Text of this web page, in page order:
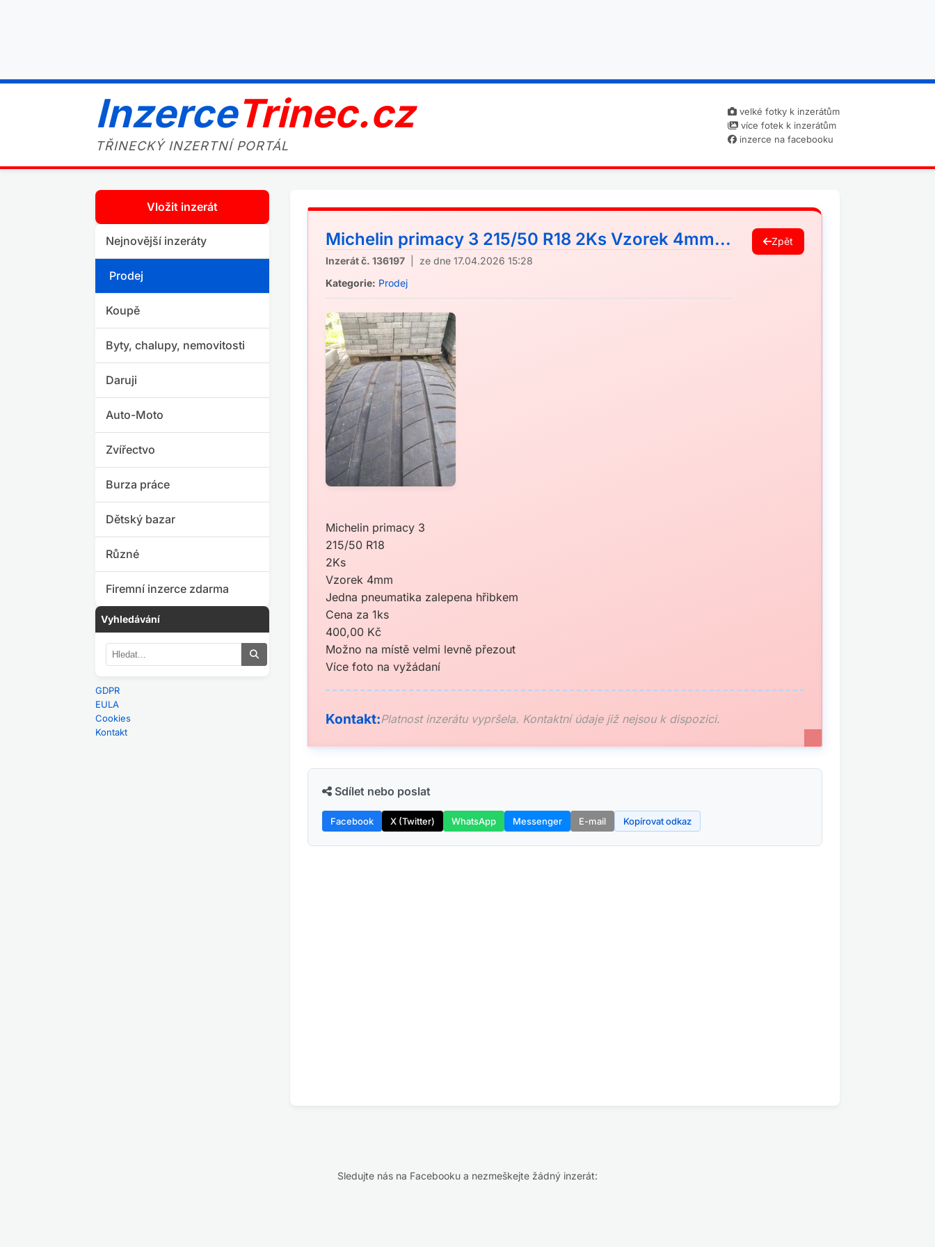
InzerceTrinec.cz
TŘINECKÝ INZERTNÍ PORTÁL
velké fotky k inzerátům
více fotek k inzerátům
inzerce na facebooku
Vložit inzerát
Nejnovější inzeráty
Prodej
Koupě
Byty, chalupy, nemovitosti
Daruji
Auto-Moto
Zvířectvo
Burza práce
Dětský bazar
Různé
Firemní inzerce zdarma
Vyhledávání
GDPR
EULA
Cookies
Kontakt
Michelin primacy 3 215/50 R18 2Ks Vzorek 4mm...
Inzerát č. 136197 | ze dne 17.04.2026 15:28
Kategorie: Prodej
Zpět
Michelin primacy 3
215/50 R18
2Ks
Vzorek 4mm
Jedna pneumatika zalepena hřibkem
Cena za 1ks
400,00 Kč
Možno na místě velmi levně přezout
Více foto na vyžádaní
Kontakt:Platnost inzerátu vypršela. Kontaktní údaje již nejsou k dispozici.
Sdílet nebo poslat
Facebook X (Twitter) WhatsApp Messenger E-mail Kopírovat odkaz
Sledujte nás na Facebooku a nezmeškejte žádný inzerát: